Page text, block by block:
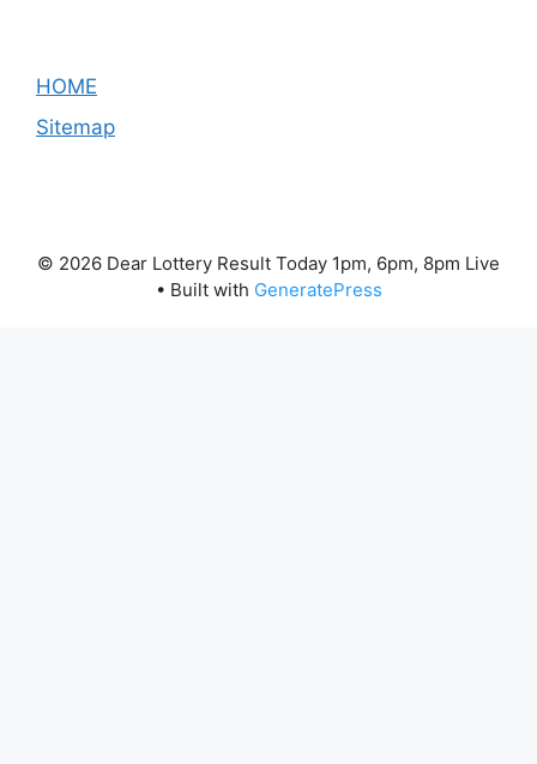
HOME
Sitemap
© 2026 Dear Lottery Result Today 1pm, 6pm, 8pm Live
• Built with GeneratePress